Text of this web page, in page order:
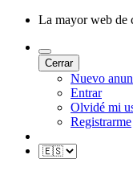
La mayor web de
Cerrar
Nuevo
Entrar
Olvidé mi
Registrarme